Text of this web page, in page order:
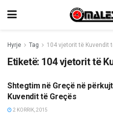
Hyrje Tag 104 vjetorit të Kuvendit
Etiketë: 104 vjetorit të
KULTURË
Shtegtim në Greçë në
Kuvendit të Greçës
2 KORRIK, 2015